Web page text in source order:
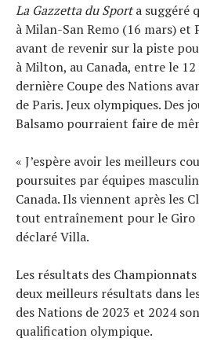
La Gazzetta du Sporta suggéré
à Milan-San Remo (16 mars) et
avant de revenir sur la piste
à Milton, au Canada, entre le
dernière Coupe des Nations
de Paris. Jeux olympiques. Des
Balsamo pourraient faire de
« J’espère avoir les meilleurs
poursuites par équipes
Canada. Ils viennent après les
tout entraînement pour le Giro
déclaré Villa.
Les résultats des
deux meilleurs résultats dans
des Nations de 2023 et 2024
qualification olympique.